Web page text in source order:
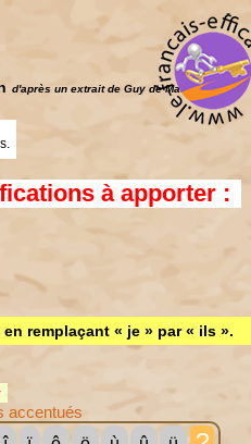
d'après un extrait de Guy de Maupassant
s.
à apporter :
remplaçant « je » par « ils ».
accentués